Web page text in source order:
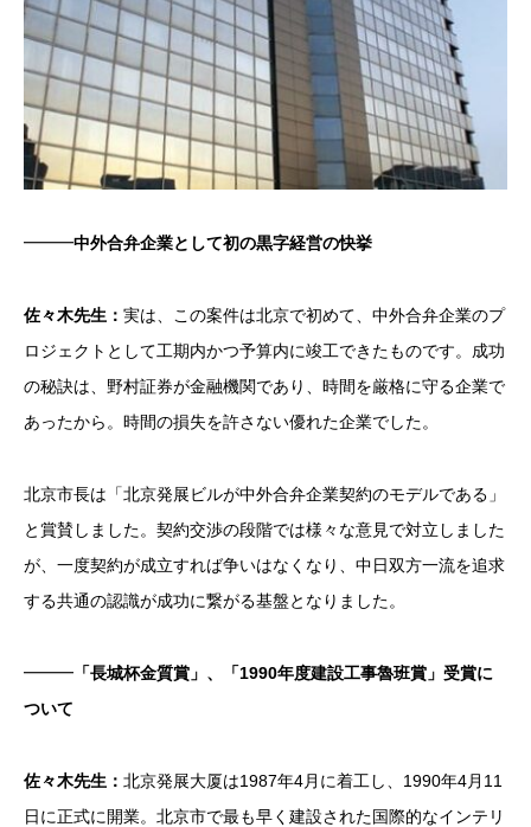
━━━中外合弁企業として初の黒字経営の快挙
佐々木先生： 実は、この案件は北京で初めて、中外合弁企業のプ
ロジェクトとして工期内かつ予算内に竣工できたものです。成功
の秘訣は、野村証券が金融機関であり、時間を厳格に守る企業で
あったから。時間の損失を許さない優れた企業でした。
北京市長は「北京発展ビルが中外合弁企業契約のモデルである」
と賞賛しました。契約交渉の段階では様々な意見で対立しました
が、一度契約が成立すれば争いはなくなり、中日双方一流を追求
する共通の認識が成功に繋がる基盤となりました。
━━━ 「長城杯金質賞」、「1990年度建設工事魯班賞」受賞に
ついて
佐々木先生： 北京発展大厦は1987年4月に着工し、1990年4月11
日に正式に開業。北京市で最も早く建設された国際的なインテリ